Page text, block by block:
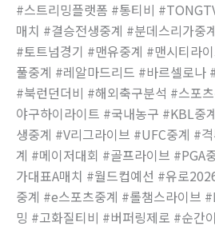
#스트리밍플랫폼 #통티비
매치 #결승전생중계 #분데스리가중
#토트넘경기 #맨유중계 #맨시티라
풀중계 #레알마드리드 #바르셀로나
#북런던더비 #해외축구분석 #스포
야구하이라이트 #국내농구 #KBL중
생중계 #V리그라이브 #UFC중계 #
계 #메이저대회 #골프라이브 #PGA
가대표A매치 #월드컵예선 #유로
중계 #e스포츠중계 #롤챔스라이브
밍 #고화질티비 #버퍼링제로 #순간